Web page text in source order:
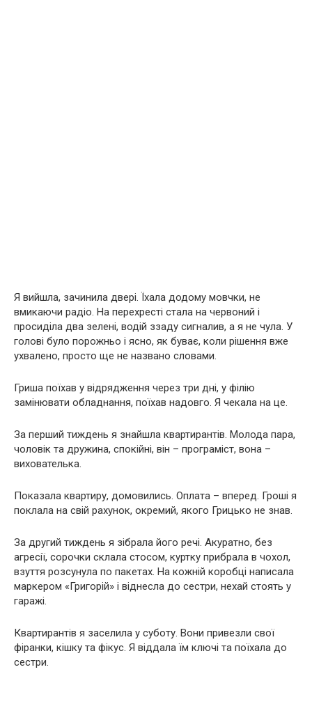
Я вийшла, зачинила двері. Їхала додому мовчки, не
вмикаючи радіо. На перехресті стала на червоний і
просиділа два зелені, водій ззаду сигналив, а я не чула. У
голові було порожньо і ясно, як буває, коли рішення вже
ухвалено, просто ще не названо словами.
Гриша поїхав у відрядження через три дні, у філію
замінювати обладнання, поїхав надовго. Я чекала на це.
За перший тиждень я знайшла квартирантів. Молода пара,
чоловік та дружина, спокійні, він – програміст, вона –
вихователька.
Показала квартиру, домовились. Оплата – вперед. Гроші я
поклала на свій рахунок, окремий, якого Грицько не знав.
За другий тиждень я зібрала його речі. Акуратно, без
агресії, сорочки склала стосом, куртку прибрала в чохол,
взуття розсунула по пакетах. На кожній коробці написала
маркером «Григорій» і віднесла до сестри, нехай стоять у
гаражі.
Квартирантів я заселила у суботу. Вони привезли свої
фіранки, кішку та фікус. Я віддала їм ключі та поїхала до
сестри.